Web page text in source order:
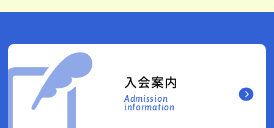
入会案内
Admission
information